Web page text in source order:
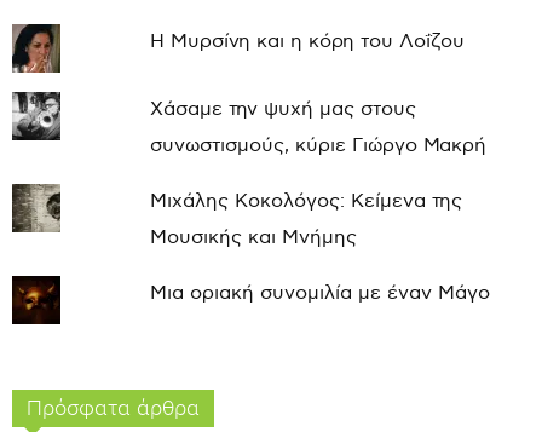
Η Μυρσίνη και η κόρη του Λοΐζου
Χάσαμε την ψυχή μας στους
συνωστισμούς, κύριε Γιώργο Μακρή
Μιχάλης Κοκολόγος: Κείμενα της
Μουσικής και Μνήμης
Μια οριακή συνομιλία με έναν Μάγο
Πρόσφατα άρθρα